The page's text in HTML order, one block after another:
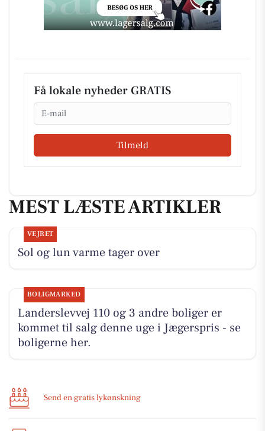
Få lokale nyheder GRATIS
Email
Tilmeld
MEST LÆSTE ARTIKLER
VEJRET
Sol og lun varme tager over
BOLIGMARKED
Landerslevvej 110 og 3 andre boliger er
kommet til salg denne uge i Jægerspris - se
boligerne her.
Send en gratis lykønskning